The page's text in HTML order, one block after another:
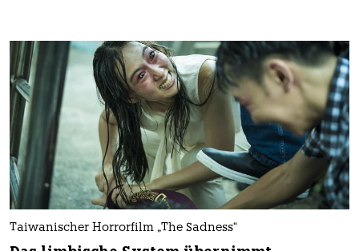
Taiwanischer Horrorfilm „The Sadness“